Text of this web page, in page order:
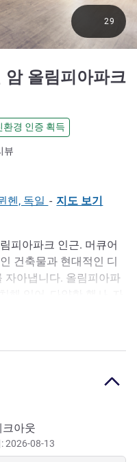
암 올림피아파크
환경 인증 획득
뷰
29
헨, 독일 - 지도 보기
피아파크 인근. 머큐어
건축물과 현대적인 디
자아냅니다. 올림피아파
by Mercure가 편안한
벨트에서 열리는 콘서
다. 올림픽 공원과 도
.
크아웃
2026-08-13